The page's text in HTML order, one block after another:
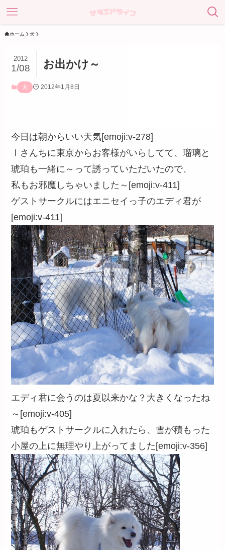
ホーム 犬
お出かけ～
2012
1/08
犬 2012年1月8日
今日は朝からいい天気[emoji:v-278]
Ⅰさんちに東京からお客様がいらしてて、瑠璃と
琥珀も一緒に～って誘っていただいたので、
私もお邪魔しちゃいました～[emoji:v-411]
ゲストサークルにはエニセイっ子のエディ君が
[emoji:v-411]
エディ君に会うのは夏以来かな？大きくなったね
～[emoji:v-405]
琥珀もゲストサークルに入れたら、雪が積もった
小屋の上に無理やり上がってました[emoji:v-356]